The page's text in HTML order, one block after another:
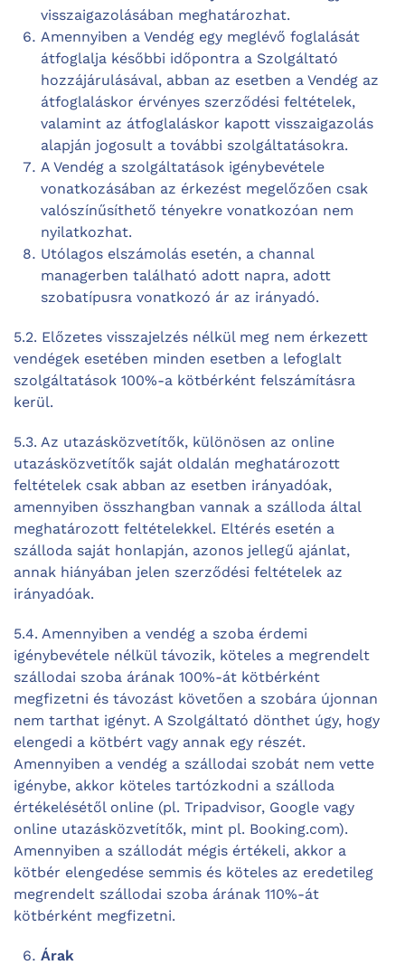
visszaigazolásában meghatározhat.
Amennyiben a Vendég egy meglévő foglalását
átfoglalja későbbi időpontra a Szolgáltató
hozzájárulásával, abban az esetben a Vendég az
átfoglaláskor érvényes szerződési feltételek,
valamint az átfoglaláskor kapott visszaigazolás
alapján jogosult a további szolgáltatásokra.
A Vendég a szolgáltatások igénybevétele
vonatkozásában az érkezést megelőzően csak
valószínűsíthető tényekre vonatkozóan nem
nyilatkozhat.
Utólagos elszámolás esetén, a channal
managerben található adott napra, adott
szobatípusra vonatkozó ár az irányadó.
5.2. Előzetes visszajelzés nélkül meg nem érkezett
vendégek esetében minden esetben a lefoglalt
szolgáltatások 100%-a kötbérként felszámításra
kerül.
5.3. Az utazásközvetítők, különösen az online
utazásközvetítők saját oldalán meghatározott
feltételek csak abban az esetben irányadóak,
amennyiben összhangban vannak a szálloda által
meghatározott feltételekkel. Eltérés esetén a
szálloda saját honlapján, azonos jellegű ajánlat,
annak hiányában jelen szerződési feltételek az
irányadóak.
5.4. Amennyiben a vendég a szoba érdemi
igénybevétele nélkül távozik, köteles a megrendelt
szállodai szoba árának 100%-át kötbérként
megfizetni és távozást követően a szobára újonnan
nem tarthat igényt. A Szolgáltató dönthet úgy, hogy
elengedi a kötbért vagy annak egy részét.
Amennyiben a vendég a szállodai szobát nem vette
igénybe, akkor köteles tartózkodni a szálloda
értékelésétől online (pl. Tripadvisor, Google vagy
online utazásközvetítők, mint pl. Booking.com).
Amennyiben a szállodát mégis értékeli, akkor a
kötbér elengedése semmis és köteles az eredetileg
megrendelt szállodai szoba árának 110%-át
kötbérként megfizetni.
Árak